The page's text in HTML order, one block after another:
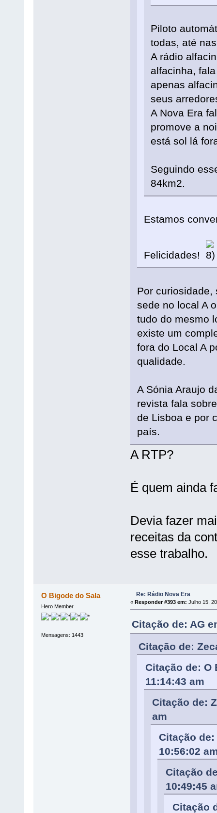
Piloto
todas, até
A rádio
alfacinha,
apenas
seus
A Nova Era
promove a
está sol lá
Seguindo
84km2.
Estamos
Felicidades!
Por curiosidade,
sede no local A
tudo do mesmo
existe um
fora do Local A
qualidade.
A Sónia Araujo
revista fala
de Lisboa e por
país.
A RTP?
É quem ainda
Devia fazer
receitas da
esse trabalho.
O Bigode do Sala
Hero Member
Mensagens: 1443
Re: Rádio Nova Era
« Responder #393 em: Julho 15,
Citação de: AG
Citação de:
Citação de: O
11:14:43 am
Citação de:
am
Citação
10:56:02
Citação
10:49:45
Citação